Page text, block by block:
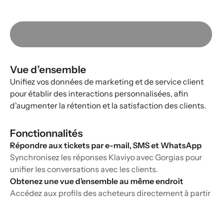
Vue d’ensemble
Unifiez vos données de marketing et de service client
pour établir des interactions personnalisées, afin
d’augmenter la rétention et la satisfaction des clients.
Fonctionnalités
Répondre aux tickets par e-mail, SMS et WhatsApp
Synchronisez les réponses Klaviyo avec Gorgias pour
unifier les conversations avec les clients.
Obtenez une vue d’ensemble au même endroit
Accédez aux profils des acheteurs directement à partir